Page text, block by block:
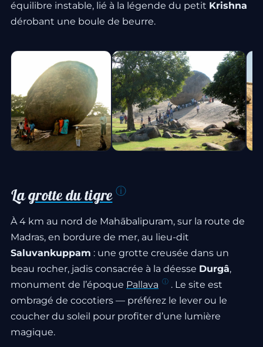
équilibre instable, lié à la légende du petit Krishna
dérobant une boule de beurre.
Lagrotte du tigre
À 4 km au nord de Mahābalipuram, sur la route de
Madras, en bordure de mer, au lieu-dit
Saluvankuppam : une grotte creusée dans un
beau rocher, jadis consacrée à la déesse Durgâ,
monument de l’époque Pallava
. Le site est
ombragé de cocotiers — préférez le lever ou le
coucher du soleil pour profiter d’une lumière
magique.